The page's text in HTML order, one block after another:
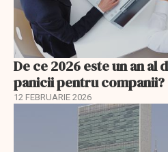
De ce 2026 este un an al
panicii pentru companii?
12 FEBRUARIE 2026